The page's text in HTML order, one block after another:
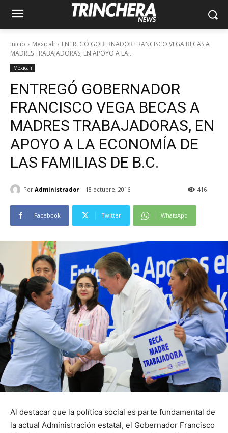
Inicio Mexicali
ENTREGÓ GOBERNADOR FRANCISCO VEGA BECAS A
MADRES TRABAJADORAS, EN APOYO A LA...
Mexicali
ENTREGÓ GOBERNADOR
FRANCISCO VEGA BECAS A
MADRES TRABAJADORAS, EN
APOYO A LA ECONOMÍA DE
LAS FAMILIAS DE B.C.
Por Administrador 18 octubre, 2016 416
Facebook Twitter WhatsApp
Al destacar que la política social es parte fundamental de
la actual Administración estatal, el Gobernador Francisco